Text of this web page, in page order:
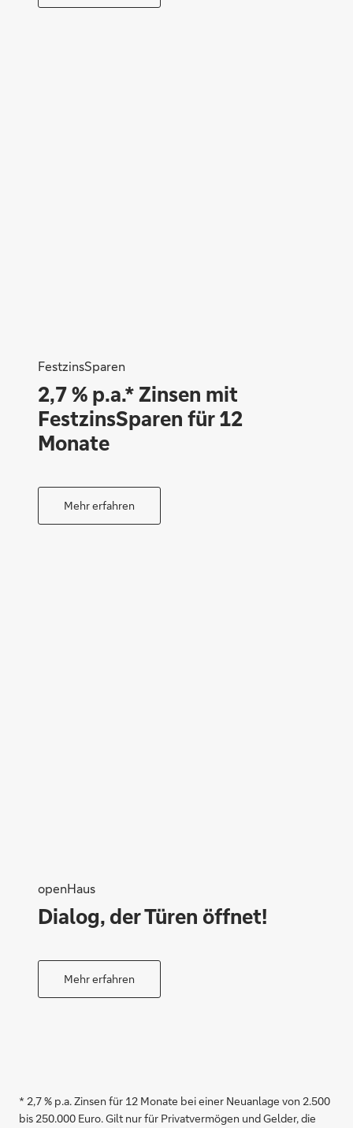
FestzinsSparen
2,7 % p.a.* Zinsen mit
FestzinsSparen für 12
Monate
Mehr erfahren
openHaus
Dialog, der Türen öffnet!
Mehr erfahren
* 2,7 % p.a. Zinsen für 12 Monate bei einer Neuanlage von 2.500
bis 250.000 Euro. Gilt nur für Privatvermögen und Gelder, die